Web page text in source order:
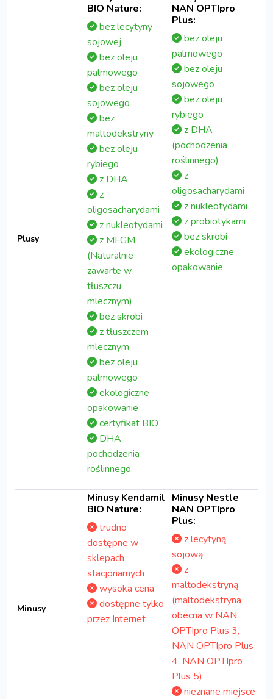
Plusy
BIO Nature:
bez lecytyny
sojowej
bez oleju
palmowego
bez oleju
sojowego
bez
maltodekstryny
bez oleju
rybiego
z DHA
z
oligosacharydami
z nukleotydami
z MFGM
(Naturalnie
zawarte w
tłuszczu
mlecznym)
bez skrobi
z tłuszczem
mlecznym
bez oleju
palmowego
ekologiczne
opakowanie
certyfikat BIO
DHA
pochodzenia
roślinnego
NAN OPTIpro
Plus:
bez oleju
palmowego
bez oleju
sojowego
bez oleju
rybiego
z DHA
(pochodzenia
roślinnego)
z
oligosacharydami
z nukleotydami
z probiotykami
bez skrobi
ekologiczne
opakowanie
Minusy
Minusy Kendamil
BIO Nature:
trudno
dostępne w
sklepach
stacjonarnych
wysoka cena
dostępne tylko
przez Internet
Minusy Nestle
NAN OPTIpro
Plus:
z lecytyną
sojową
z
maltodekstryną
(maltodekstryna
obecna w NAN
OPTIpro Plus 3,
NAN OPTIpro Plus
4, NAN OPTIpro
Plus 5)
nieznane miejsce